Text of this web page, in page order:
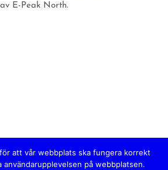
E-Peak North.
All rights reserved.
att vår webbplats ska fungera korrekt
på webbplatsen.